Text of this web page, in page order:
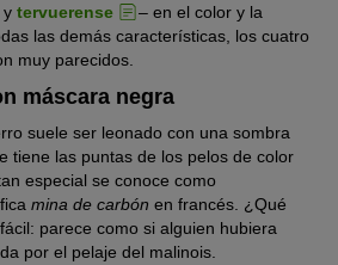
y tervuerense
– en el color y la
las demás características, los cuatro
muy parecidos.
máscara negra
suele ser leonado con una sombra
tiene las puntas de los pelos de color
especial se conoce como
mina de carbón en francés. ¿Qué
parece como si alguien hubiera
por el pelaje del malinois.